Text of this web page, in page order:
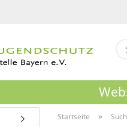
Startseite »